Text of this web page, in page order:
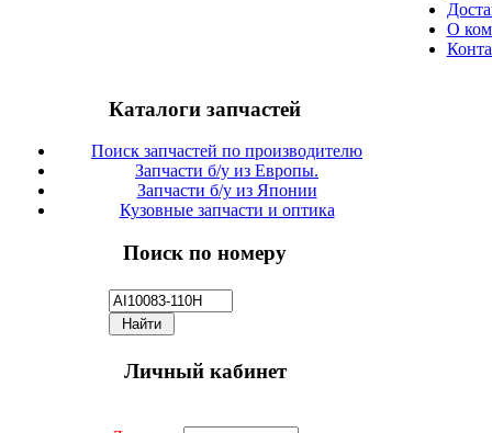
О
Каталоги запчастей
Поиск запчастей по производителю
Запчасти б/у из Европы.
Запчасти б/у из Японии
Кузовные запчасти и оптика
Поиск по номеру
Личный кабинет